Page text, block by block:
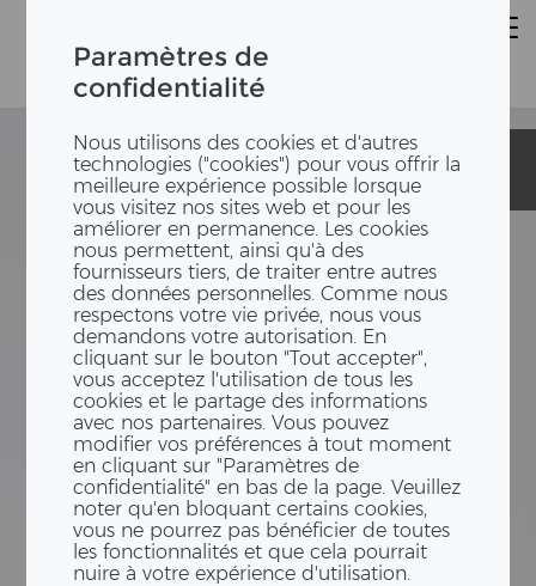
Paramètres de
confidentialité
Nous utilisons des cookies et d'autres
technologies ("cookies") pour vous offrir la
meilleure expérience possible lorsque
vous visitez nos sites web et pour les
améliorer en permanence. Les cookies
nous permettent, ainsi qu'à des
fournisseurs tiers, de traiter entre autres
des données personnelles. Comme nous
respectons votre vie privée, nous vous
demandons votre autorisation. En
cliquant sur le bouton "Tout accepter",
vous acceptez l'utilisation de tous les
cookies et le partage des informations
avec nos partenaires. Vous pouvez
modifier vos préférences à tout moment
en cliquant sur "Paramètres de
confidentialité" en bas de la page. Veuillez
noter qu'en bloquant certains cookies,
vous ne pourrez pas bénéficier de toutes
les fonctionnalités et que cela pourrait
nuire à votre expérience d'utilisation.
Medisuisse
Frongarten
Medisuisse
Frongarten